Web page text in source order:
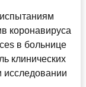
коронавируса
в больнице
клинических